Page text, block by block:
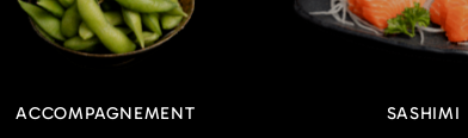
ACCOMPAGNEMENT SASHIMI